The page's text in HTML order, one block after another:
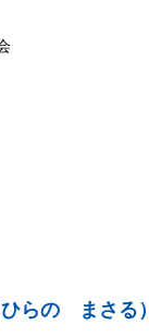
らの まさる）